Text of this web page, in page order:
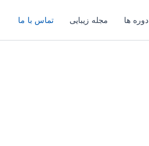
دوره ها مجله زیبایی تماس با ما